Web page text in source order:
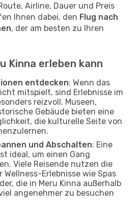
Airline, Dauer und Preis
Ihnen dabei, den Flug nach
, der am besten zu Ihren
Kinna erleben kann
entdecken: Wenn das
mitspielt, sind Erlebnisse im
reizvoll. Museen,
Gebäude bieten eine
die kulturelle Seite von
und Abschalten: Eine
ideal, um einen Gang
Viele Reisende nutzen die
Wellness-Erlebnisse wie Spas
die in Meru Kinna außerhalb
angenehmer zu besuchen